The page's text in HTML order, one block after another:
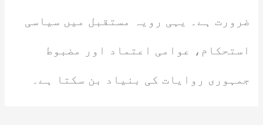
ضرورت ہے۔ یہی رویہ مستقبل میں سیاسی
استحکام، عوامی اعتماد اور مضبوط
جمہوری روایات کی بنیاد بن سکتا ہے۔